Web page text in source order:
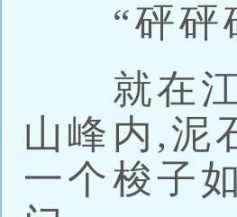
“砰砰
就在江
山峰内,泥
一个梭子